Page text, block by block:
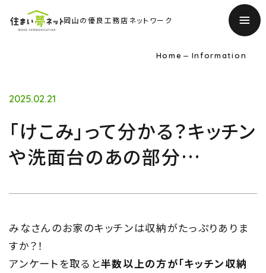
岡山の優良工務店ネットワーク
Home Information
2025.02.21
「けこみ」って分かる？キッチン
や洗面台のあの部分…
みなさんのお家のキッチンは収納がたっぷりありま
すか？！
アンケートを取ると半数以上の方が「キッチン収納